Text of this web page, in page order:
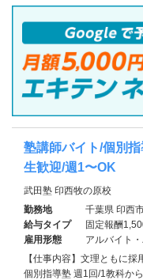
塾講師バイト/個別
生歓迎/週1〜OK
武田塾 印西牧の原校
勤務地
千葉県 印西
給与タイプ
固定報酬
雇用形態
アルバイト・
【仕事内容】文理ともに
個別指導塾 週1回/1教科か